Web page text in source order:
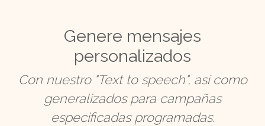
Genere mensajes
personalizados
Con nuestro "Text to speech", así como
generalizados para campañas
especificadas programadas.